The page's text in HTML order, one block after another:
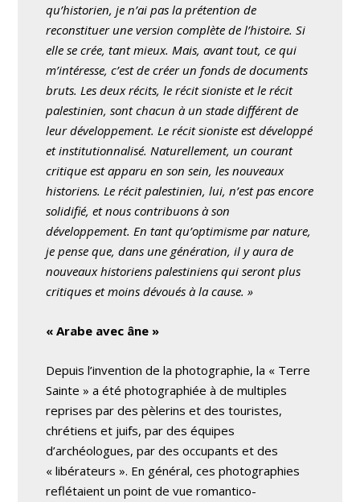
qu’historien, je n’ai pas la prétention de
reconstituer une version complète de l’histoire. Si
elle se crée, tant mieux. Mais, avant tout, ce qui
m’intéresse, c’est de créer un fonds de documents
bruts. Les deux récits, le récit sioniste et le récit
palestinien, sont chacun à un stade différent de
leur développement. Le récit sioniste est développé
et institutionnalisé. Naturellement, un courant
critique est apparu en son sein, les nouveaux
historiens. Le récit palestinien, lui, n’est pas encore
solidifié, et nous contribuons à son
développement. En tant qu’optimisme par nature,
je pense que, dans une génération, il y aura de
nouveaux historiens palestiniens qui seront plus
critiques et moins dévoués à la cause. »
« Arabe avec âne »
Depuis l’invention de la photographie, la « Terre
Sainte » a été photographiée à de multiples
reprises par des pèlerins et des touristes,
chrétiens et juifs, par des équipes
d’archéologues, par des occupants et des
« libérateurs ». En général, ces photographies
reflétaient un point de vue romantico-